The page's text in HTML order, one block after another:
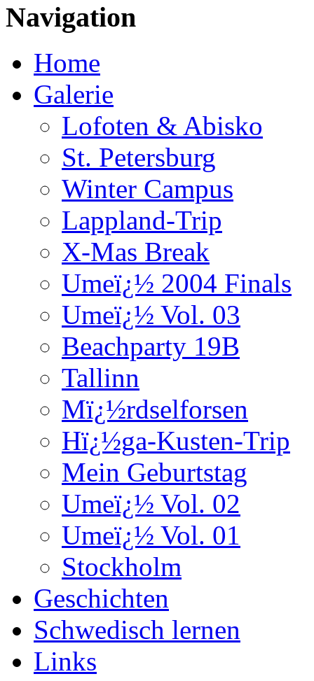
Navigation
Home
Galerie
Lofoten & Abisko
St. Petersburg
Winter Campus
Lappland-Trip
X-Mas Break
Umeï¿½ 2004 Finals
Umeï¿½ Vol. 03
Beachparty 19B
Tallinn
Mï¿½rdselforsen
Hï¿½ga-Kusten-Trip
Mein Geburtstag
Umeï¿½ Vol. 02
Umeï¿½ Vol. 01
Stockholm
Geschichten
Schwedisch lernen
Links